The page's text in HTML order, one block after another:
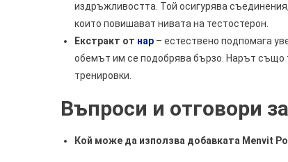
издръжливостта. Той осигурява
които повишават нивата на тестостерон.
Екстракт от нар – естествено подпомага
обемът им се подобрява бързо. Нарът също
тренировки.
Въпроси и отговори
Кой може да използва добавката Menvit